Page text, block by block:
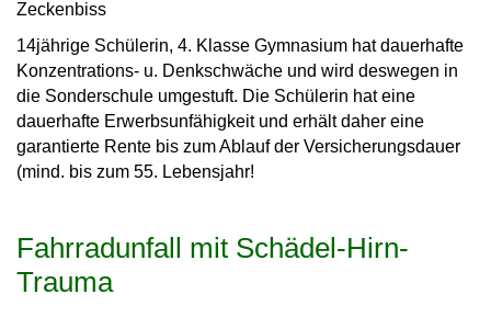
Zeckenbiss
14jährige Schülerin, 4. Klasse Gymnasium hat dauerhafte
Konzentrations- u. Denkschwäche und wird deswegen in
die Sonderschule umgestuft. Die Schülerin hat eine
dauerhafte Erwerbsunfähigkeit und erhält daher eine
garantierte Rente bis zum Ablauf der Versicherungsdauer
(mind. bis zum 55. Lebensjahr!
Fahrradunfall mit Schädel-Hirn-
Trauma